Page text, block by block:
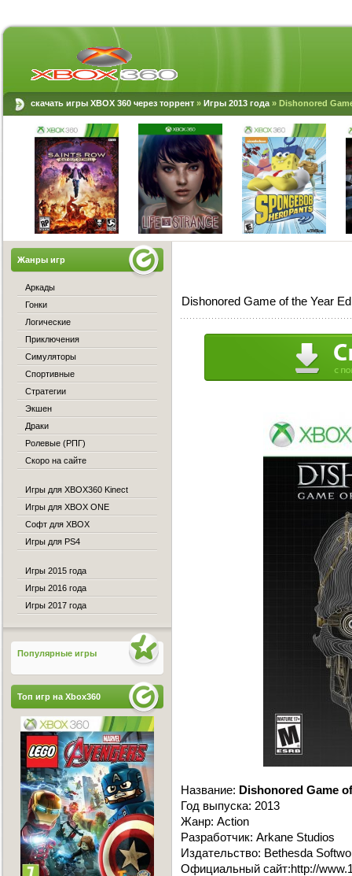
скачать игры XBOX 360 через торрент » Игры 2013 года » Dishonored
Dishonored Game of the Year
Название: Dishonored Game
Год выпуска: 2013
Жанр: Action
Разработчик: Arkane Studios
Издательство: Bethesda
Официальный сайт:http://
Жанры игр
Аркады
Гонки
Логические
Приключения
Симуляторы
Спортивные
Стратегии
Экшен
Драки
Ролевые (РПГ)
Скоро на сайте
Игры для XBOX360 Kinect
Игры для XBOX ONE
Софт для XBOX
Игры для PS4
Игры 2015 года
Игры 2016 года
Игры 2017 года
Популярные игры
Топ игр на Xbox360